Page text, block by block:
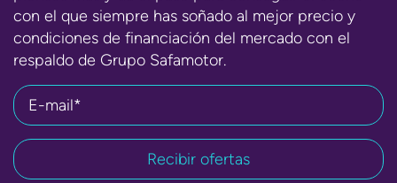
con el que siempre has soñado al mejor precio y
condiciones de financiación del mercado con el
respaldo de Grupo Safamotor.
E-mail*